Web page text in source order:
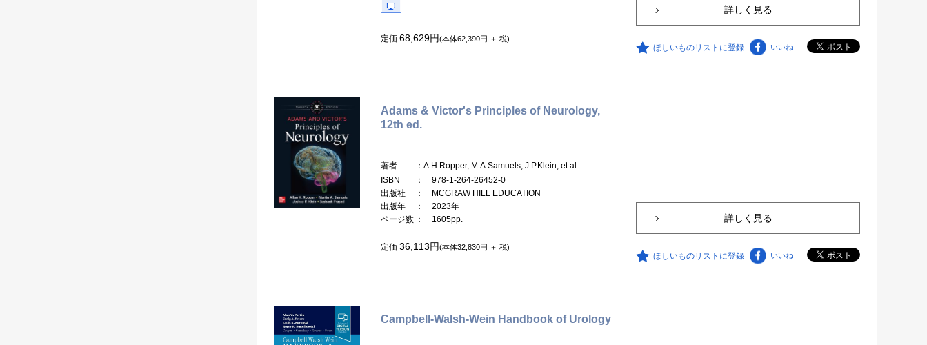
定価 68,629円(本体62,390円 ＋ 税)
詳しく見る
ほしいものリストに登録 いいね
Adams & Victor's Principles of Neurology,
12th ed.
著者
：A.H.Ropper, M.A.Samuels, J.P.Klein, et al.
ISBN
： 978-1-264-26452-0
出版社
： MCGRAW HILL EDUCATION
出版年
： 2023年
ページ数 ： 1605pp.
定価 36,113円(本体32,830円 ＋ 税)
詳しく見る
ほしいものリストに登録 いいね
Campbell-Walsh-Wein Handbook of Urology